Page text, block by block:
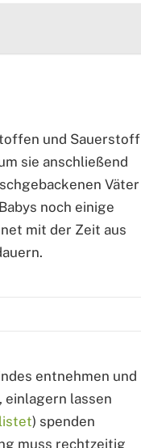
und Sauerstoff
sie anschließend
Väter
noch einige
mit der Zeit aus
entnehmen und
einlagern lassen
) spenden
muss rechtzeitig